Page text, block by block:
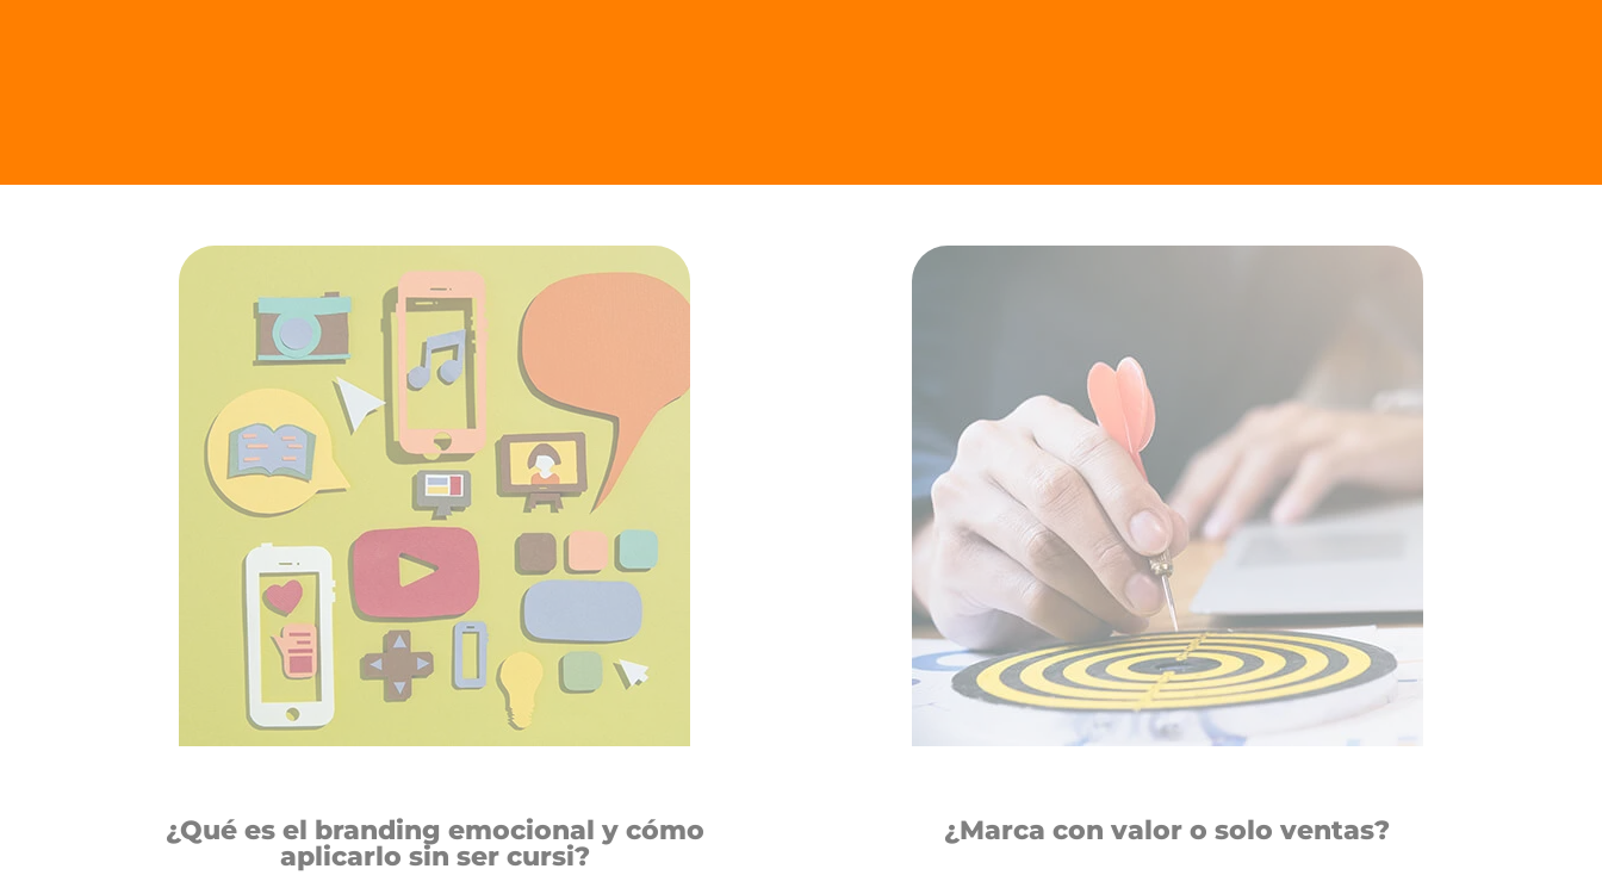
¿Qué es el branding emocional y cómo
aplicarlo sin ser cursi?
¿Marca con valor o solo ventas?